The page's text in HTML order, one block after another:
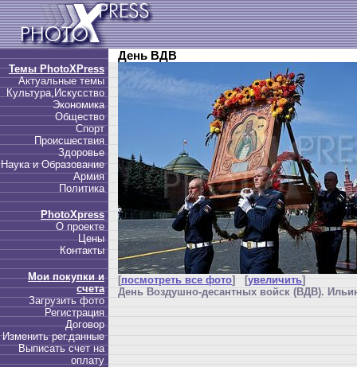
Темы PhotoXPress
Актуальные темы
Культура,Искусство
Экономика
Общество
Спорт
Происшествия
Здоровье
Наука и Образование
Армия
Политика
PhotoXpress
О проекте
Цены
Контакты
Мои покупки и
счета
Загрузить фото
Регистрация
Договор
Изменить рег.данные
Выписать счет на
оплату
День ВДВ
[посмотреть все фото] [увеличить]
День Воздушно-десантных войск (ВДВ).